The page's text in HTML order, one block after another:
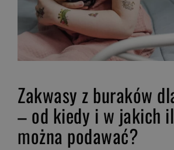
Zakwasy z buraków
– od kiedy i w jakich
można podawać?